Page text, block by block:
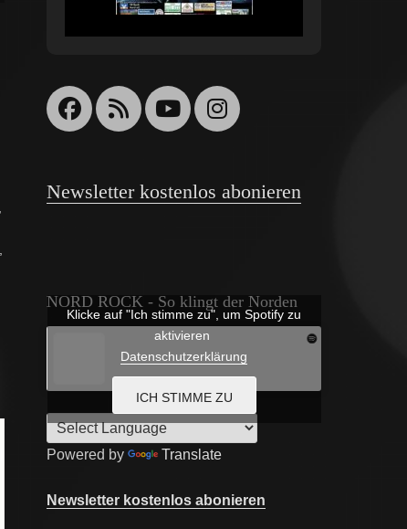
Facebook
FeedYouTube
Instagram
Newsletter kostenlos abonieren
NORD ROCK - So klingt der Norden
Klicke auf "Ich stimme zu", um Spotify zu
aktivieren
Datenschutzerklärung
ICH STIMME ZU
Powered by Translate
Newsletter kostenlos abonieren